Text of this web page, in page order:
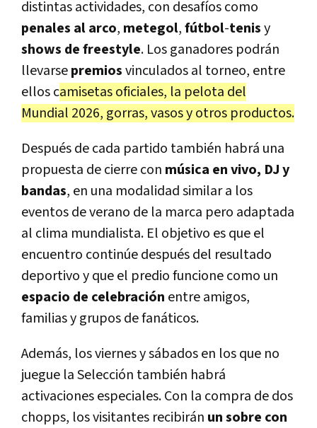
distintas actividades, con desafíos como
penales al arco, metegol,fútbol-tenisy
shows de freestyle. Los ganadores podrán
llevarsepremiosvinculados al torneo, entre
ellos camisetas oficiales, la pelota del
Mundial 2026, gorras, vasos y otros productos.
Después de cada partido también habrá una
propuesta de cierre con música en vivo, DJ y
bandas, en una modalidad similar a los
eventos de verano de la marca pero adaptada
al clima mundialista. El objetivo es que el
encuentro continúe después del resultado
deportivo y que el predio funcione como un
espacio de celebración entre amigos,
familias y grupos de fanáticos.
Además, los viernes y sábados en los que no
juegue la Selección también habrá
activaciones especiales. Con la compra de dos
chopps, los visitantes recibirán un sobre con